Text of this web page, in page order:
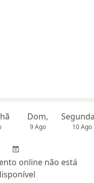
Dom,
9 Ago 10 Ago
online não está